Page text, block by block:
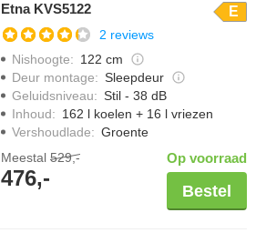
Etna KVS5122 E
2 reviews
Nishoogte: 122 cm
Deur montage: Sleepdeur
Geluidsniveau: Stil - 38 dB
Inhoud: 162 l koelen + 16 l vriezen
Vershoudlade: Groente
Meestal 529,-
476,-
Op voorraad
Bestel